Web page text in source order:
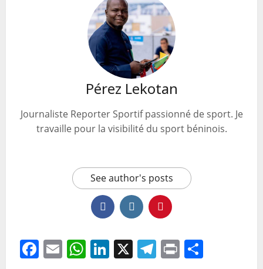
Pérez Lekotan
Journaliste Reporter Sportif passionné de sport. Je
travaille pour la visibilité du sport béninois.
See author's posts
Facebook
EmailWhatsApp
LinkedIn
X Telegram
Print